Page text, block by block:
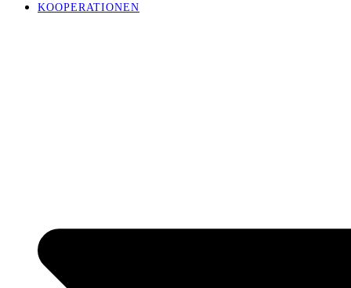
KOOPERATIONEN